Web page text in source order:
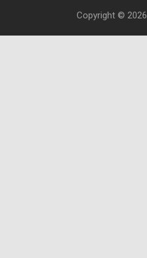
Copyright © 2026